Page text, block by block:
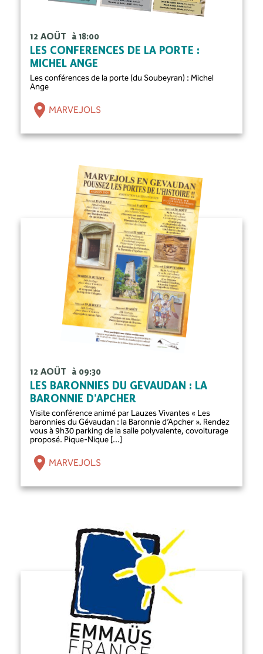
12 AOÛT à 18:00
LES CONFÉRENCES DE LA PORTE :
MICHEL ANGE
Les conférences de la porte (du Soubeyran) : Michel
Ange
MARVEJOLS
12 AOÛT à 09:30
LES BARONNIES DU GÉVAUDAN : LA
BARONNIE D’APCHER
Visite conférence animé par Lauzes Vivantes « Les
baronnies du Gévaudan : la Baronnie d’Apcher ». Rendez
vous à 9h30 parking de la salle polyvalente, covoiturage
proposé. Pique-Nique [...]
MARVEJOLS